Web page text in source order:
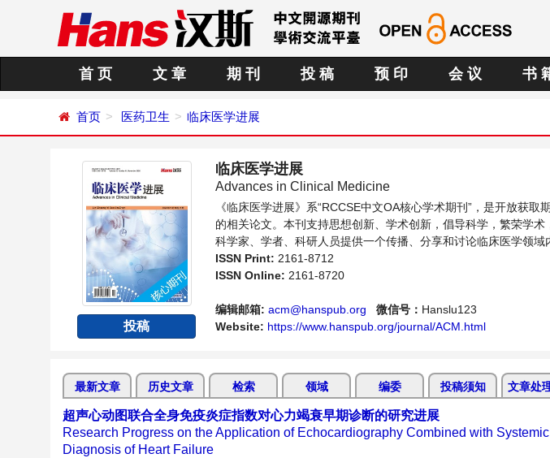
首 页 文 章 期 刊 投 稿 预 印 会 议 书
首页 医药卫生 临床医学进展
投稿
临床医学进展
Advances in Clinical Medicine
《临床医学进展》系“RCCSE中文OA核心学术期刊”，是开放获
的相关论文。本刊支持思想创新、学术创新，倡导科学，繁荣学
科学家、学者、科研人员提供一个传播、分享和讨论临床医学领域
ISSN Print: 2161-8712
ISSN Online: 2161-8720
编辑邮箱: acm@hanspub.org 微信号： Hanslu123
Website: https://www.hanspub.org/journal/ACM.html
最新文章 历史文章 检索 领域 编委 投稿须知 文章处
超声心动图联合全身免疫炎症指数对心力竭衰早期诊断的研究进展
Research Progress on the Application of Echocardiography Combined with
Diagnosis of Heart Failure